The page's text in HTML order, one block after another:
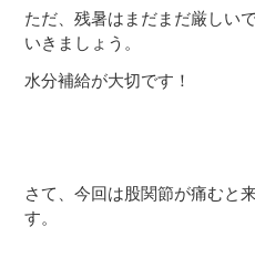
ただ、残暑はまだまだ厳しい
いきましょう。
水分補給が大切です！
さて、今回は股関節が痛むと
す。